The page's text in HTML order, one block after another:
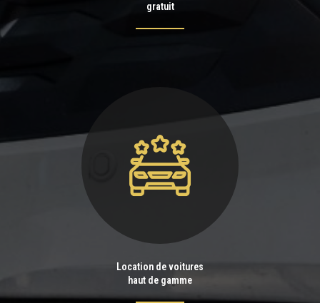
gratuit
Location de voitures
haut de gamme